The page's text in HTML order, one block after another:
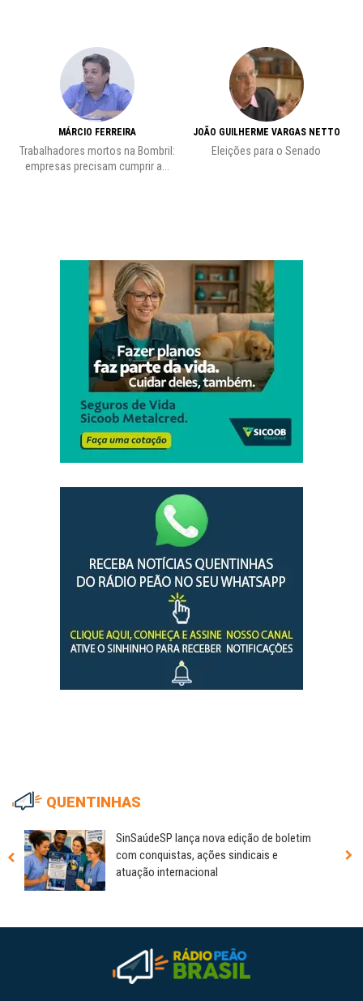
MÁRCIO FERREIRA
Trabalhadores mortos na Bombril:
empresas precisam cumprir a...
JOÃO GUILHERME VARGAS NETTO
Eleições para o Senado
QUENTINHAS
SinSaúdeSP lança nova edição de boletim
com conquistas, ações sindicais e
atuação internacional